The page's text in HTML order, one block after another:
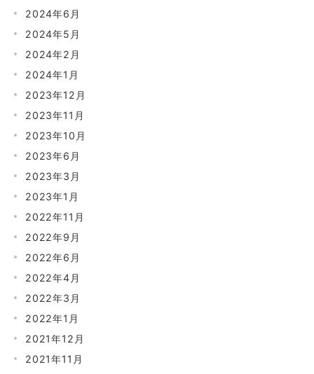
2024年6月
2024年5月
2024年2月
2024年1月
2023年12月
2023年11月
2023年10月
2023年6月
2023年3月
2023年1月
2022年11月
2022年9月
2022年6月
2022年4月
2022年3月
2022年1月
2021年12月
2021年11月